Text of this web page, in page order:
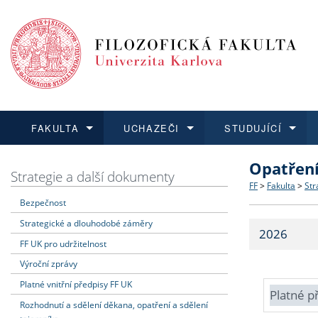
FAKULTA
Dozvědět se více
Struktura
Strategie
Fakultní
UCHAZEČI
Podat přihlášku
Co
Učitelské
STUDUJÍCÍ
Dozvědět se více
Dozvědět se více
O vědě a
Dozvědět se více
Aktuální
Strategie a další dokumenty
Bezpečnost
Strategické a dlouhodobé záměry
FF UK pro udržitelnost
Výroční zprávy
Platné vnitřní předpisy FF UK
Rozhodnutí a sdělení děkana, opatření a sdělení
FF > Fakulta >
2026
Platné